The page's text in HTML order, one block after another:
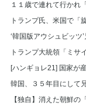
１１歳で連れて行かれ
‘韓国版アウシュビッツ
[ハンギョレ21] 国家が
【独自】消えた朝鮮